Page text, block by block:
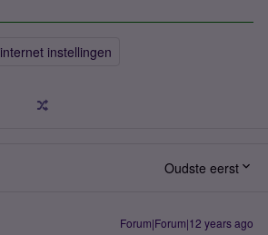
internet instellingen
Oudste eerst
Forum|Forum|12 years ago